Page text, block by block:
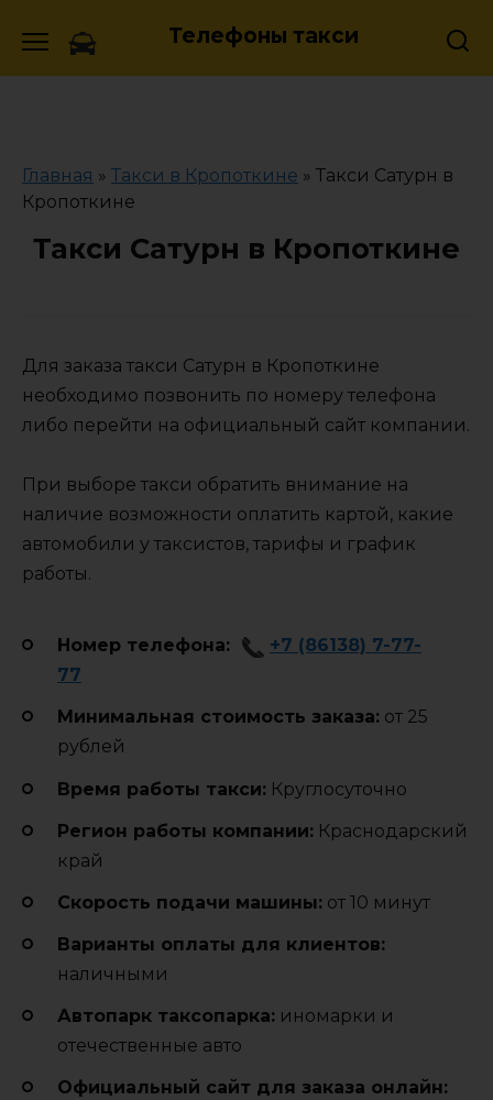
Телефоны такси
Главная » Такси в Кропоткине » Такси Сатурн в
Кропоткине
Такси Сатурн в Кропоткине
Для заказа такси Сатурн в Кропоткине
необходимо позвонить по номеру телефона
либо перейти на официальный сайт компании.
При выборе такси обратить внимание на
наличие возможности оплатить картой, какие
автомобили у таксистов, тарифы и график
работы.
Номер телефона:
+7 (86138) 7-77-
77
Минимальная стоимость заказа: от 25
рублей
Время работы такси: Круглосуточно
Регион работы компании: Краснодарский
край
Cкорость подачи машины: от 10 минут
Варианты оплаты для клиентов:
наличными
Автопарк таксопарка: иномарки и
отечественные авто
Официальный сайт для заказа онлайн: